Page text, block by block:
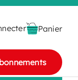
Panier